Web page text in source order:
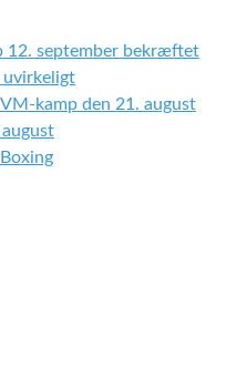
12. september bekræftet
uvirkeligt
kamp den 21. august